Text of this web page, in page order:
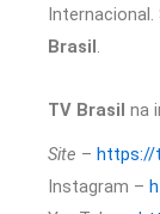
Internacional.
Brasil.
TV Brasil na
Site – https://
Instagram –